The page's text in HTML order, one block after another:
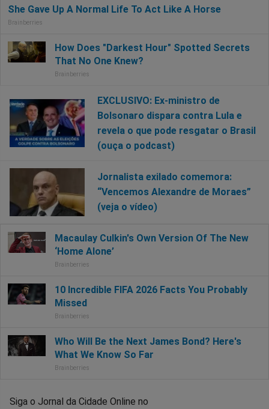
EXCLUSIVO: Ex-ministro de
Bolsonaro dispara contra Lula e
revela o que pode resgatar o Brasil
(ouça o podcast)
Jornalista exilado comemora:
“Vencemos Alexandre de Moraes”
(veja o vídeo)
Siga o Jornal da Cidade Online no